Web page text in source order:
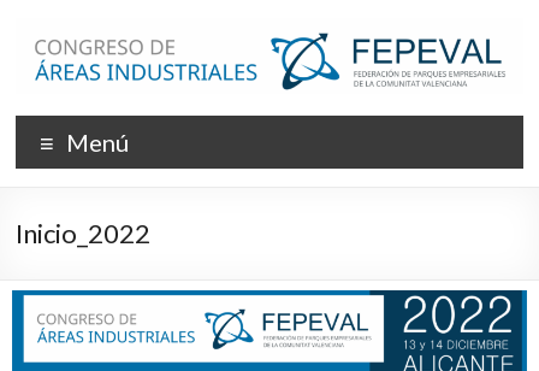
Menú
Inicio_2022